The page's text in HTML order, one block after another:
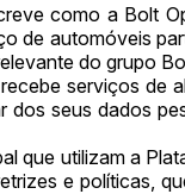
como a Bolt
de automóveis
do grupo
serviços
seus dados
que utilizam a
e políticas,